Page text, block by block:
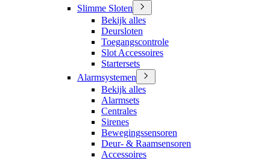
Slimme Sloten
Bekijk alles
Deursloten
Toegangscontrole
Slot Accessoires
Startersets
Alarmsystemen
Bekijk alles
Alarmsets
Centrales
Sirenes
Bewegingssensoren
Deur- & Raamsensoren
Accessoires